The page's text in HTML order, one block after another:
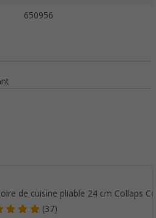
650956
de cuisine pliable 24 cm Collaps
(37)